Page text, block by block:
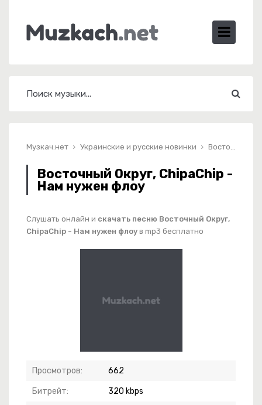
Музкач.нет Украинские и русские новинки Восточный Округ, ChipaChip - Нам нужен флоу
Восточный Округ, ChipaChip -
Нам нужен флоу
Слушать онлайн и скачать песню Восточный Округ,
ChipaChip - Нам нужен флоу в mp3 бесплатно
Просмотров: 662
Битрейт: 320 kbps